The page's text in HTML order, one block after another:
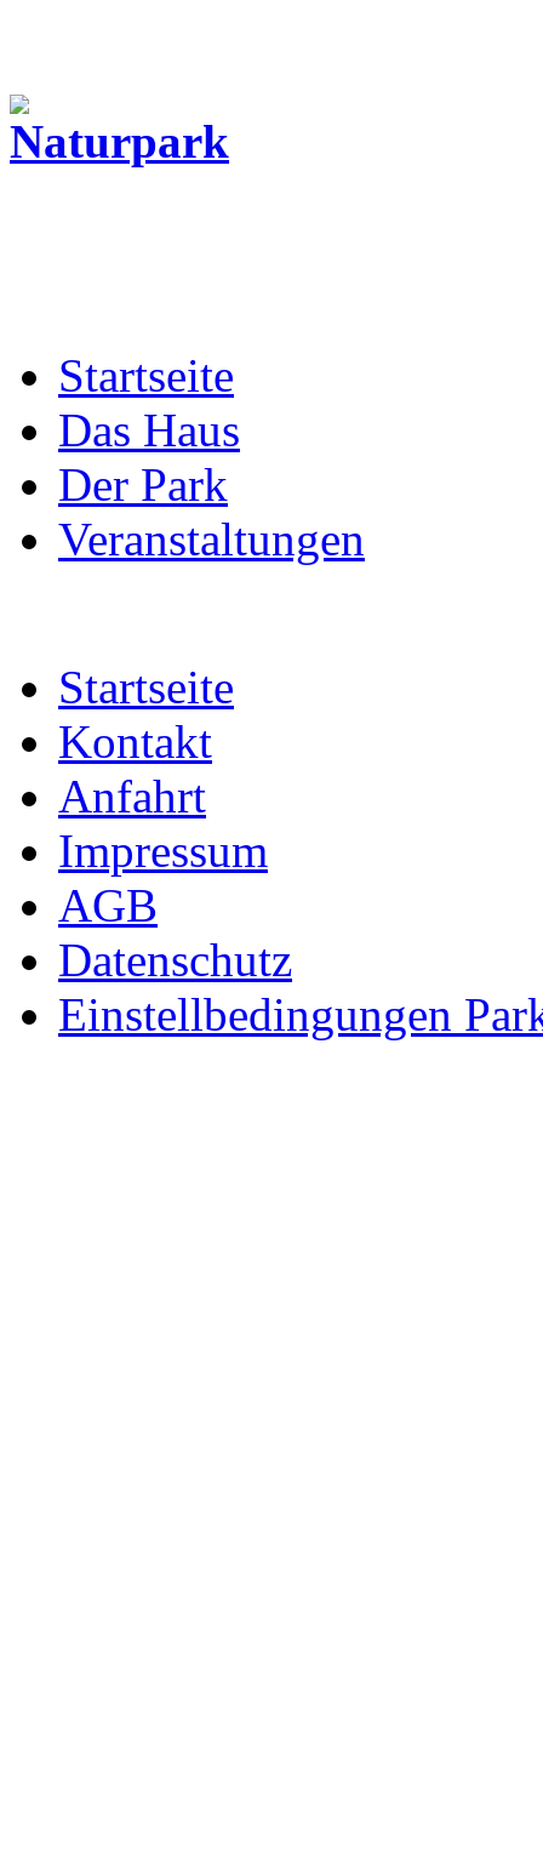
Startseite
Das Haus
Der Park
Veranstaltungen
Startseite
Kontakt
Anfahrt
Impressum
AGB
Datenschutz
Einstellbedingungen